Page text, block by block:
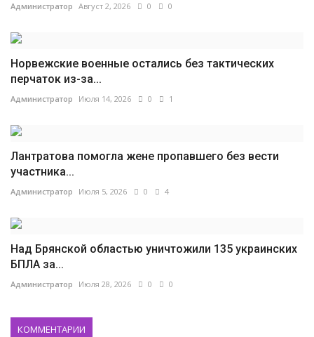
Администратор Август 2, 2026 0 0
Норвежские военные остались без тактических
перчаток из-за...
Администратор Июля 14, 2026 0 1
Лантратова помогла жене пропавшего без вести
участника...
Администратор Июля 5, 2026 0 4
Над Брянской областью уничтожили 135 украинских
БПЛА за...
Администратор Июля 28, 2026 0 0
КОММЕНТАРИИ